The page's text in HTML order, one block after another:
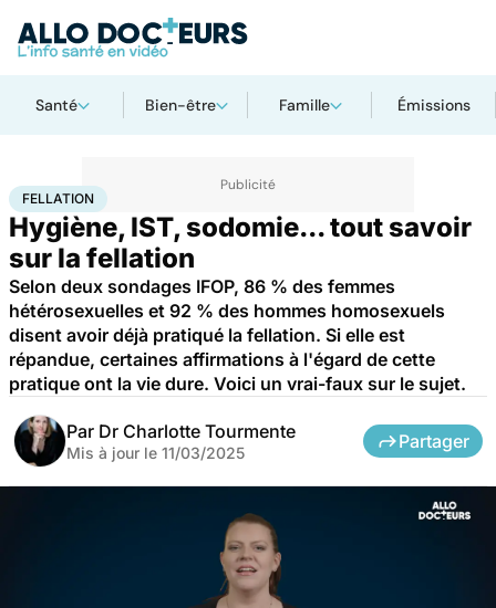
Santé Bien-être Famille Émissions
AccueilBien-être
FELLATION
Hygiène, IST, sodomie... tout savoir
sur la fellation
Selon deux sondages IFOP, 86 % des femmes
hétérosexuelles et 92 % des hommes homosexuels
disent avoir déjà pratiqué la fellation. Si elle est
répandue, certaines affirmations à l'égard de cette
pratique ont la vie dure. Voici un vrai-faux sur le sujet.
Par Dr Charlotte Tourmente
Mis à jour le 11/03/2025
Partager